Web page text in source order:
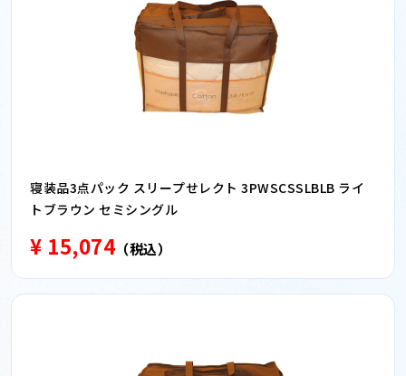
寝装品3点パック スリープせレクト 3PWSCSSLBLB ライ
トブラウン セミシングル
¥ 15,074 （税込）